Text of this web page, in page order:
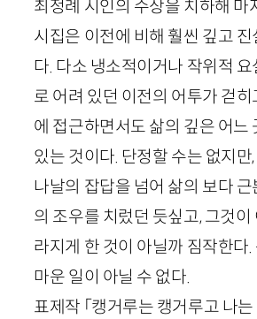
최정례 시인의 수상을 치하해 마
시집은 이전에 비해 훨씬 깊고
다. 다소 냉소적이거나 작위적
로 어려 있던 이전의 어투가 걷히
에 접근하면서도 삶의 깊은 어느
있는 것이다. 단정할 수는 없지만
나날의 잡답을 넘어 삶의 보다
의 조우를 치렀던 듯싶고, 그것이
라지게 한 것이 아닐까 짐작한다
마운 일이 아닐 수 없다.
표제작 「캥거루는 캥거루고 나는